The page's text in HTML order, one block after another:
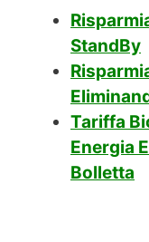
StandBy
Tariffa
Energia
Bolletta